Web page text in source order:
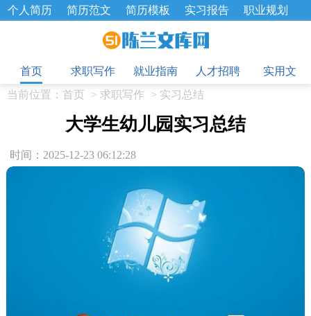
个人简历 简历范文 简历模板 实习报告
职业规划
招聘选拔 绩效考核 企业文化
工作总结
辞职报告
首页
求职写作 就业指南 人才招聘
实用文
当前位置： 首页 > 求职写作 > 实习总结
大学生幼儿园实习总结
时间：2025-12-23 06:12:28